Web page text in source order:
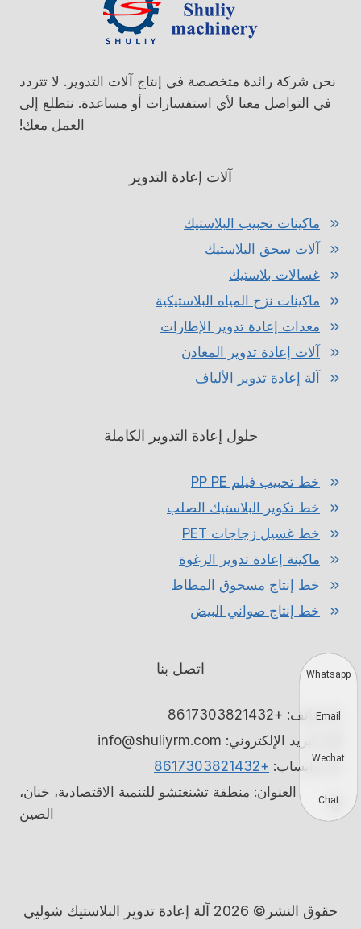
نحن شركة رائدة متخصصة في إنتاج آلات التدوير. لا تتردد
في التواصل معنا لأي استفسارات أو مساعدة. نتطلع إلى
العمل معك!
آلات إعادة التدوير
ماكينات تحبيب البلاستيك
آلات سحق البلاستيك
غسالات بلاستيك
ماكينات نزح المياه البلاستيكية
معدات إعادة تدوير الإطارات
آلات إعادة تدوير المعادن
آلة إعادة تدوير الألياف
حلول إعادة التدوير الكاملة
خط تحبيب فيلم PP PE
خط تكوير البلاستيك الصلب
خط غسيل زجاجات PET
ماكينة إعادة تدوير الرغوة
خط إنتاج مسحوق المطاط
خط إنتاج صواني البيض
اتصل بنا
هاتف: +8617303821432
البريد الإلكتروني: info@shuliyrm.com
واتساب: +8617303821432
العنوان: منطقة تشنغتشو للتنمية الاقتصادية، خنان،
الصين
حقوق النشر© 2026 آلة إعادة تدوير البلاستيك شوليي
Whatsapp
Email
Wechat
Chat